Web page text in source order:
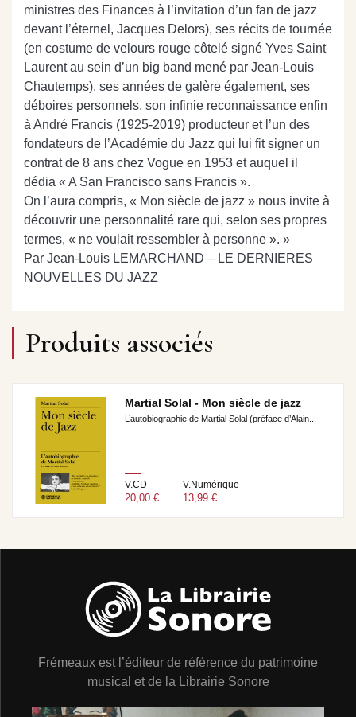
ministres des Finances à l’invitation d’un fan de jazz
devant l’éternel, Jacques Delors), ses récits de tournée
(en costume de velours rouge côtelé signé Yves Saint
Laurent au sein d’un big band mené par Jean-Louis
Chautemps), ses années de galère également, ses
déboires personnels, son infinie reconnaissance enfin
à André Francis (1925-2019) producteur et l’un des
fondateurs de l’Académie du Jazz qui lui fit signer un
contrat de 8 ans chez Vogue en 1953 et auquel il
dédia « A San Francisco sans Francis ».
On l’aura compris, « Mon siècle de jazz » nous invite à
découvrir une personnalité rare qui, selon ses propres
termes, « ne voulait ressembler à personne ». »
Par Jean-Louis LEMARCHAND – LE DERNIERES
NOUVELLES DU JAZZ
Produits associés
Martial Solal - Mon siècle de jazz
L’autobiographie de Martial Solal (préface d’Alain...
V.CD
20,00 €
V.Numérique
13,99 €
Frémeaux est l’éditeur de référence du patrimoine
musical et de la Librairie Sonore